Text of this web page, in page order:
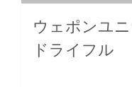
ウェポンユ
ドライフル